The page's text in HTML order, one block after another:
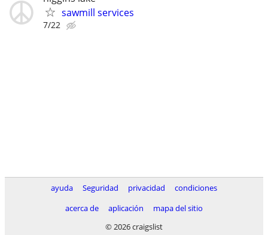
sawmill services
7/22
ayuda Seguridad privacidad
condiciones
acerca de
aplicación
mapa del sitio
© 2026 craigslist